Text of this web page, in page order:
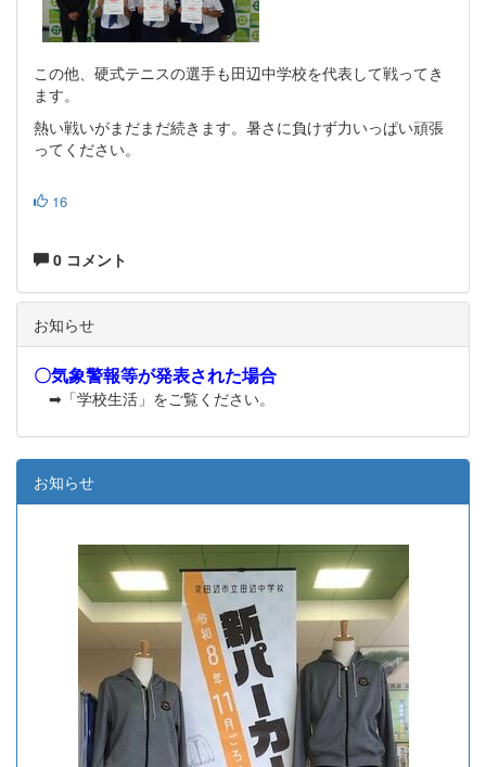
この他、硬式テニスの選手も田辺中学校を代表して戦ってき
ます。
熱い戦いがまだまだ続きます。暑さに負けず力いっぱい頑張
ってください。
16
0 コメント
お知らせ
〇気象警報等が発表された場合
➡「学校生活」をご覧ください。
お知らせ